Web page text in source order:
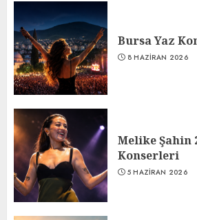
Bursa Yaz
8 HAZIRAN 2026
Melike Şahin
Konserleri
5 HAZIRAN 2026